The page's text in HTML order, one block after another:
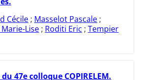
Cécile ; Masselot Pascale ;
Lise ; Roditi Eric ; Tempier
47e colloque COPIRELEM.